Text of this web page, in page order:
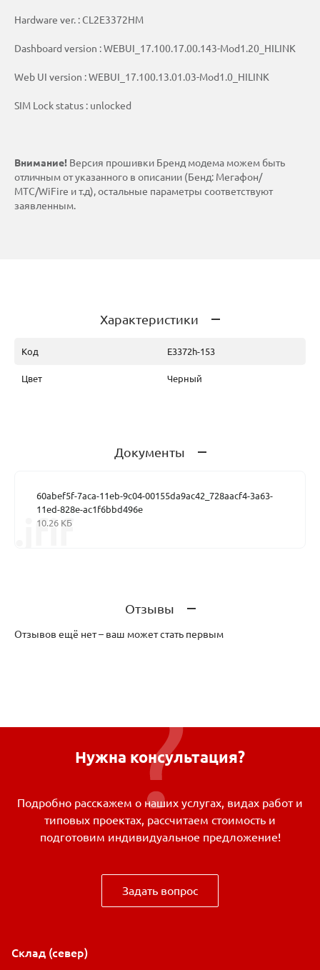
Hardware ver. : CL2E3372HM
Dashboard version : WEBUI_17.100.17.00.143-Mod1.20_HILINK
Web UI version : WEBUI_17.100.13.01.03-Mod1.0_HILINK
SIM Lock status : unlocked
Внимание! Версия прошивки Бренд модема можем быть
отличным от указанного в описании (Бенд: Мегафон/
МТС/WiFire и т.д), остальные параметры соответствуют
заявленным.
Характеристики
Код E3372h-153
Цвет Черный
Документы
60abef5f-7aca-11eb-9c04-00155da9ac42_728aacf4-3a63-
11ed-828e-ac1f6bbd496e
10.26 КБ
.jfif
Отзывы
Отзывов ещё нет – ваш может стать первым
Нужна консультация?
Подробно расскажем о наших услугах, видах работ и
типовых проектах, рассчитаем стоимость и
подготовим индивидуальное предложение!
Задать вопрос
Склад (север)